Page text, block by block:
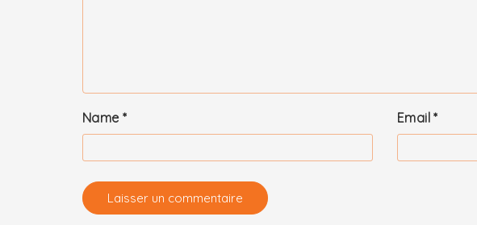
Name * Email*